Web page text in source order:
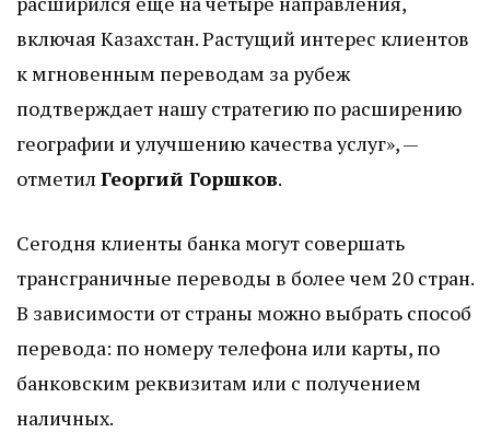
включая Казахстан. Растущий интерес клиентов
к мгновенным переводам за рубеж
подтверждает нашу стратегию по расширению
географии и улучшению качества услуг», —
отметил Георгий Горшков.
Сегодня клиенты банка могут совершать
трансграничные переводы в более чем 20 стран.
В зависимости от страны можно выбрать способ
перевода: по номеру телефона или карты, по
банковским реквизитам или с получением
наличных.